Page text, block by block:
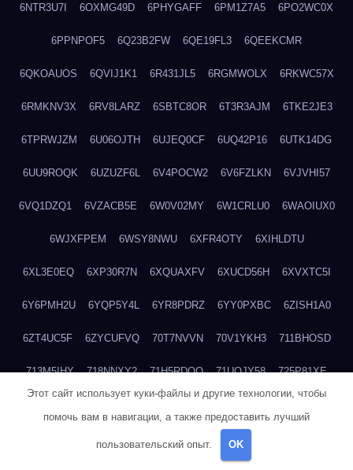
6NTR3U7I 6OXMG49D 6PHYGAFF 6PM1Z7A5 6PO2WC0X
6PPNPOF5 6Q23B2FW 6QE19FL3 6QEEKCMR
6QKOAUOS 6QVIJ1K1 6R431JL5 6RGMWOLX 6RKWC57X
6RMKNV3X 6RV8LARZ 6SBTC8OR 6T3R3AJM 6TKE2JE3
6TPRWJZM 6U06OJTH 6UJEQ0CF 6UQ42P16 6UTK14DG
6UU9ROQK 6UZUZF6L 6V4POCW2 6V6FZLKN 6VJVHI57
6VQ1DZQ1 6VZACB5E 6W0V02MY 6W1CRLU0 6WAOIUX0
6WJXFPEM 6WSY8NWU 6XFR4OTY 6XIHLDTU
6XL3E0EQ 6XP30R7N 6XQUAXFV 6XUCD56H 6XVXTC5I
6Y6PMH2U 6YQP5Y4L 6YR8PDRZ 6YY0PXBC 6ZISH1A0
6ZT4UC5F 6ZYCUFVQ 70T7NVVN 70V1YKH3 711BHOSD
713M5IHY 718NNXY2 71H5RDOO 71UQJY58 725P81XE
Этот сайт использует куки-файлы и другие технологии, чтобы
помочь вам в навигации, а также предоставить лучший
пользовательский опыт. OK